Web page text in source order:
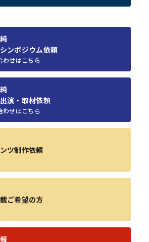
ンポジウム依頼
わせはこちら
演・取材依頼
わせはこちら
ツ制作依頼
ご希望の方